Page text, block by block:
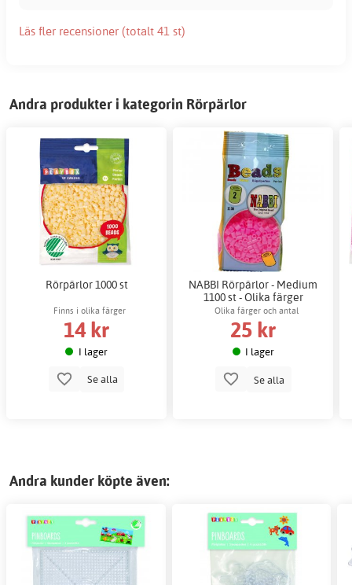
Läs fler recensioner (totalt 41 st)
Andra produkter i kategorin Rörpärlor
Rörpärlor 1000 st
Finns i olika färger
14 kr
I lager
Se alla
NABBI Rörpärlor - Medium
1100 st - Olika färger
Olika färger och antal
25 kr
I lager
Se alla
Andra kunder köpte även: